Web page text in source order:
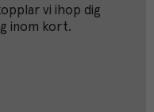
vi ihop dig
inom kort.